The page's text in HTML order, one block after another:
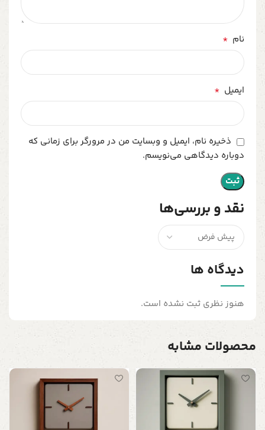
نقد و بررسی‌ها
دیدگاه ها
هنوز نظری ثبت نشده است.
نام *
ایمیل *
ذخیره نام، ایمیل و وبسایت من در مرورگر برای زمانی که
دوباره دیدگاهی می‌نویسم.
محصولات مشابه